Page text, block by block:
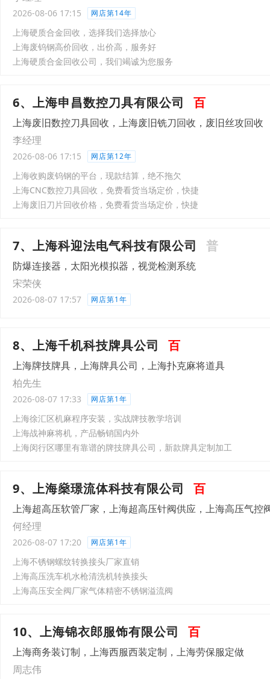
2026-08-06 17:15 网店第14年
上海硬质合金回收，选择我们选择放心
上海废钨钢高价回收，出价高，服务好
上海硬质合金回收公司，我们竭诚为您服务
6、上海申昌数控刀具有限公司 百
上海废旧数控刀具回收，上海废旧铣刀回收，废旧丝攻回收
李经理
2026-08-06 17:15 网店第12年
上海收购废钨钢的平台，现款结算，绝不拖欠
上海CNC数控刀具回收，免费看货当场定价，快捷
上海废旧刀片回收价格，免费看货当场定价，快捷
7、上海科迎法电气科技有限公司 普
防爆连接器，太阳光模拟器，视觉检测系统
宋荣侠
2026-08-07 17:57 网店第1年
8、上海千机科技牌具公司 百
上海牌技牌具，上海牌具公司，上海扑克麻将道具
柏先生
2026-08-07 17:33 网店第1年
上海徐汇区机麻程序安装，实战牌技教学培训
上海战神麻将机，产品畅销国内外
上海闵行区哪里有靠谱的牌技牌具公司，新款牌具定制加工
9、上海燊璟流体科技有限公司 百
上海超高压软管厂家，上海超高压针阀供应，上海高压气控
何经理
2026-08-07 17:20 网店第1年
上海不锈钢螺纹转换接头厂家直销
上海高压洗车机水枪清洗机转换接头
上海高压安全阀厂家气体精密不锈钢溢流阀
10、上海锦衣郎服饰有限公司 百
上海商务装订制，上海西服西装定制，上海劳保服定做
周志伟